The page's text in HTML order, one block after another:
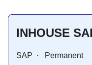
INHOUSE
SAP · Permanent